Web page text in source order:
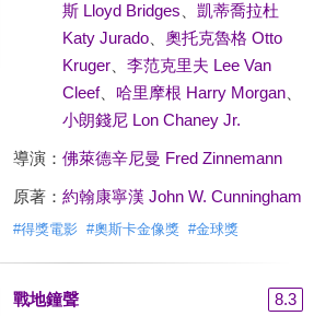
斯 Lloyd Bridges
凱蒂喬拉杜
Katy Jurado、 奧托克魯格 Otto
Kruger、 李范克里夫 Lee Van
Cleef、 哈里摩根 Harry Morgan、
小朗錢尼 Lon Chaney Jr.
導演： 佛萊德辛尼曼 Fred Zinnemann
原著： 約翰康寧漢 John W. Cunningham
#得獎電影 #奧斯卡金像獎 #金球獎
戰地鐘聲
8.3